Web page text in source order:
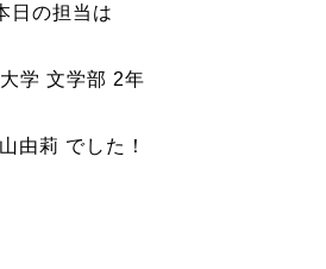
日の担当は
学 文学部 2年
由莉 でした！